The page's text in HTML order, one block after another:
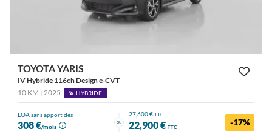
TOYOTA YARIS
IV Hybride 116ch Design e-CVT
10 KM | 2025
HYBRIDE
LOA sans apport dès
308 €/mois
ou
27,600 €TTC
22,900 € TTC -17%